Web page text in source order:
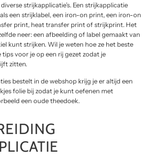
strijkapplicatie’s. Een strijkapplicatie
een strijklabel, een iron-on print, een iron-on
print, heat transfer print of strijkprint. Het
neer: een afbeelding of label gemaakt van
kunt strijken. Wil je weten hoe ze het beste
voor je op een rij gezet zodat je
zitten.
bestelt in dewebshop krijg je er altijd een
folie bij zodat je kunt oefenen met
een oude theedoek.